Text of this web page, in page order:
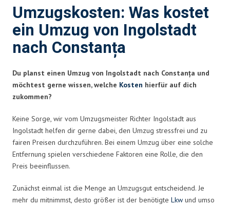
Umzugskosten: Was kostet
ein Umzug von Ingolstadt
nach Constanța
Du planst einen Umzug von Ingolstadt nach Constanța und
möchtest gerne wissen, welche Kosten hierfür auf dich
zukommen?
Keine Sorge, wir vom Umzugsmeister Richter Ingolstadt aus
Ingolstadt helfen dir gerne dabei, den Umzug stressfrei und zu
fairen Preisen durchzuführen. Bei einem Umzug über eine solche
Entfernung spielen verschiedene Faktoren eine Rolle, die den
Preis beeinflussen.
Zunächst einmal ist die Menge an Umzugsgut entscheidend. Je
mehr du mitnimmst, desto größer ist der benötigte Lkw und umso